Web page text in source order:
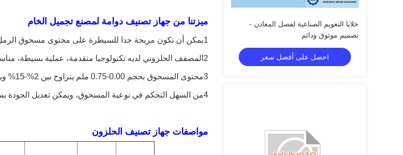
خلايا التعويم الصناعية لفصل المعادن -
تصميم موثوق ودائم
احصل على أفضل سعر
ميزتنا من جهاز تصنيف دوامة لمصنع تجميل الخام
1يمكن أن تكون مريحة جدا للسيطرة على محتوى مسحوق الرمل وتلبية متطلبات المستخدمين.
2المصفف الحلزوني لديه تكنولوجيا متقدمة، عملية بسيطة، مناسبة بشكل خاص لخط إنتاج صنع الرمل الكبير والمتوسط.
3محتوى المسحوق بحجم 0.00-0.75 ملم يتراوح بين 2%-15% ويمكن تعديله.
4من السهل التحكم في نوعية المسحوق، ويمكن تعديل الجودة بسهولة ومرونة وموثوقية
مواصفات جهاز تصنيف الحلزون